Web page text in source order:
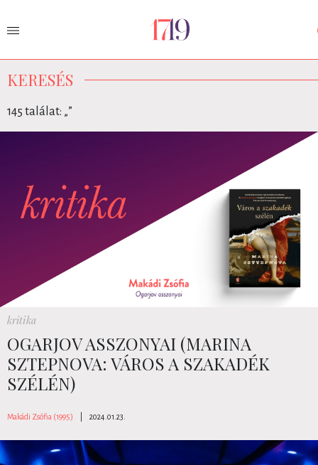
KERESÉS
145 találat: „”
kritika
OGARJOV ASSZONYAI (MARINA
SZTEPNOVA: VÁROS A SZAKADÉK
SZÉLÉN)
Makádi Zsófia (1995) 2024.01.23.